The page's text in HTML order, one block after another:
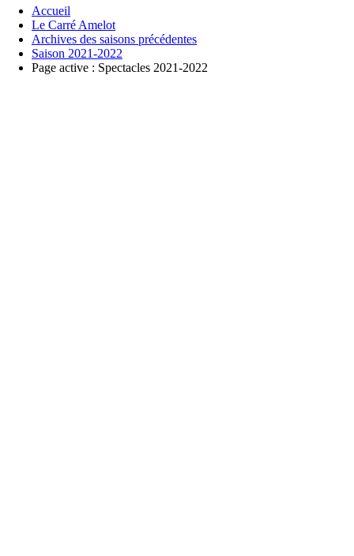
Accueil
Le Carré Amelot
Archives des saisons précédentes
Saison 2021-2022
Page active : Spectacles 2021-2022